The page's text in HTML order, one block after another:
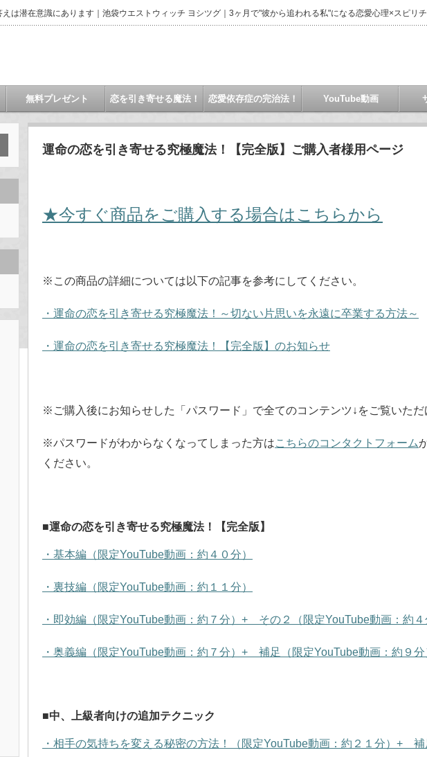
は潜在意識にあります｜池袋ウエストウィッチ ヨシツグ｜3ヶ月で"彼から追われる私"になる恋愛心理×スピリ
無料プレゼント 恋を引き寄せる魔法！ 恋愛依存症の完治法！ YouTube動画
運命の恋を引き寄せる究極魔法！【完全版】ご購入者様用ページ
★今すぐ商品をご購入する場合はこちらから
※この商品の詳細については以下の記事を参考にしてください。
・運命の恋を引き寄せる究極魔法！～切ない片思いを永遠に卒業する方法～
・運命の恋を引き寄せる究極魔法！【完全版】のお知らせ
※ご購入後にお知らせした「パスワード」で全てのコンテンツ↓をご覧いただ
※パスワードがわからなくなってしまった方はこちらのコンタクトフォーム
ください。
■運命の恋を引き寄せる究極魔法！【完全版】
・基本編（限定YouTube動画：約４０分）
・裏技編（限定YouTube動画：約１１分）
・即効編（限定YouTube動画：約７分）+ その２（限定YouTube動画：約４
・奥義編（限定YouTube動画：約７分）+ 補足（限定YouTube動画：約９分
■中、上級者向けの追加テクニック
・相手の気持ちを変える秘密の方法！（限定YouTube動画：約２１分）+ 補